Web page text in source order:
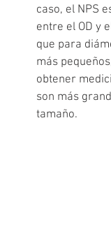
caso, el NPS
entre el OD y
que para
más
obtener
son más
tamaño.